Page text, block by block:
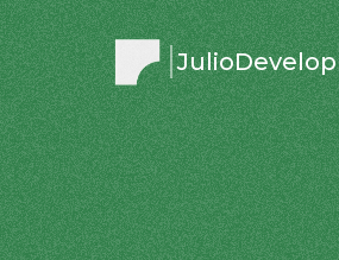
JulioDevelop